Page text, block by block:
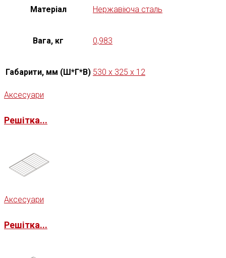
Матеріал Нержавіюча сталь
Вага, кг 0,983
Габарити, мм (Ш*Г*В) 530 x 325 x 12
Аксесуари
Решітка...
Аксесуари
Решітка...